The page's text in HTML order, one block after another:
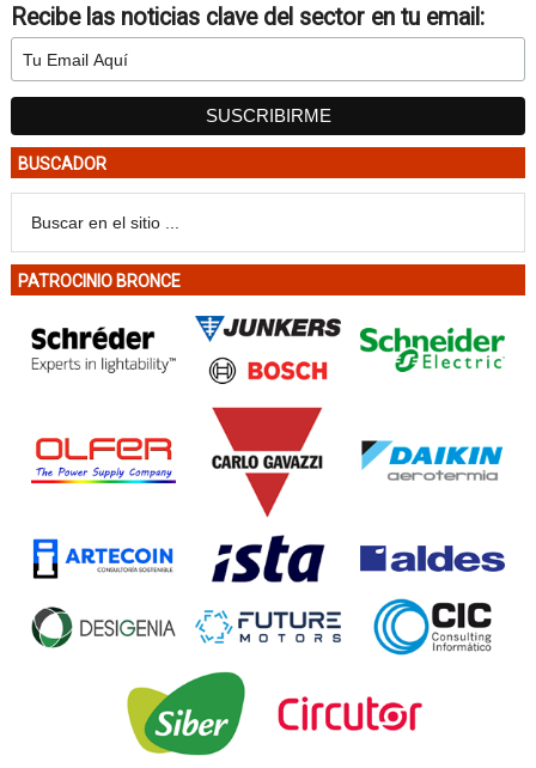
Recibe las noticias clave del sector en tu email:
BUSCADOR
PATROCINIO BRONCE